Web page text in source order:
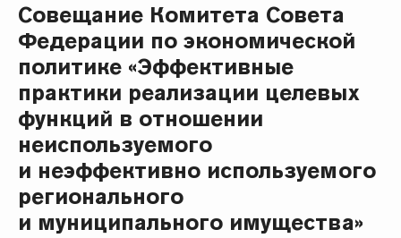
Совещание Комитета Совета
Федерации по экономической
политике «Эффективные
практики реализации целевых
функций в отношении
неиспользуемого
и неэффективно используемого
регионального
и муниципального имущества»